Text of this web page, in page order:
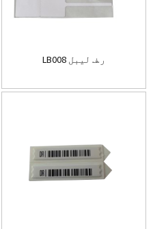
LB008 ر.ف لیبل